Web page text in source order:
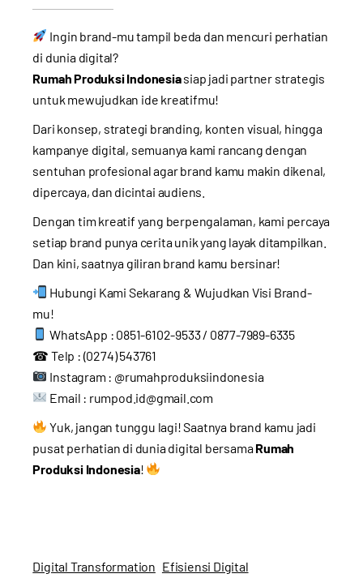
Ingin brand-mu tampil beda dan mencuri perhatian
di dunia digital?
Rumah Produksi Indonesiasiap jadi partner strategis
untuk mewujudkan ide kreatifmu!
Dari konsep, strategi branding, konten visual, hingga
kampanye digital, semuanya kami rancang dengan
sentuhan profesional agar brand kamu makin dikenal,
dipercaya, dan dicintai audiens.
Dengan tim kreatif yang berpengalaman, kami percaya
setiap brand punya cerita unik yang layak ditampilkan.
Dan kini, saatnya giliran brand kamu bersinar!
Hubungi Kami Sekarang & Wujudkan Visi Brand-
mu!
WhatsApp : 0851-6102-9533 / 0877-7989-6335
☎ Telp : (0274) 543761
Instagram : @rumahproduksiindonesia
Email : rumpod.id@gmail.com
Yuk, jangan tunggu lagi! Saatnya brand kamu jadi
pusat perhatian di dunia digital bersamaRumah
Produksi Indonesia!
Digital Transformation Efisiensi Digital